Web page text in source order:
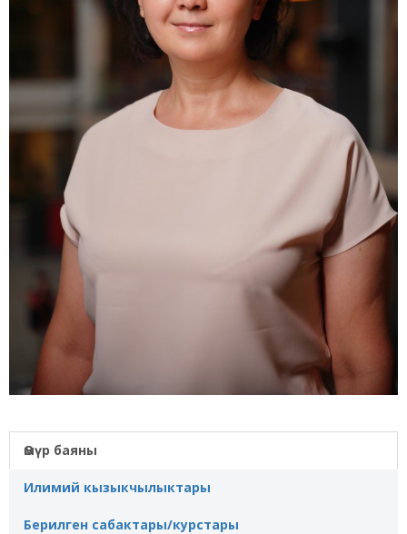
Өмүр баяны
Илимий кызыкчылыктары
Берилген сабактары/курстары